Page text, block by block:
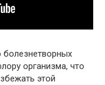
болезнетворных
организма, что
этой